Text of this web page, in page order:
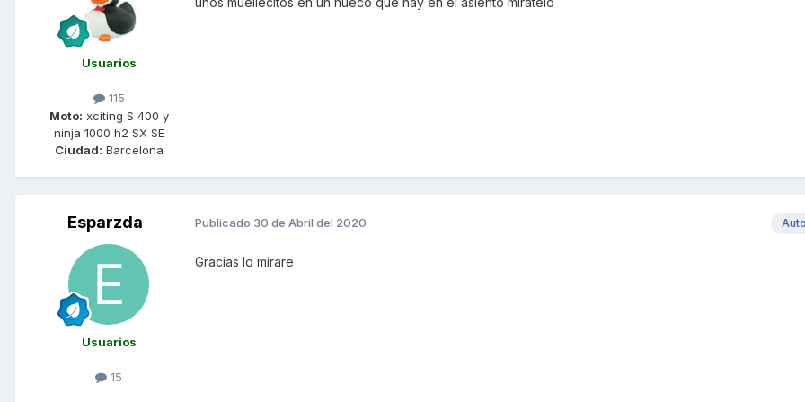
Usuarios
115
Moto: xciting S 400 y
ninja 1000 h2 SX SE
Ciudad: Barcelona
Esparzda
Usuarios
15
Publicado 30 de Abril del 2020
Gracias lo mirare